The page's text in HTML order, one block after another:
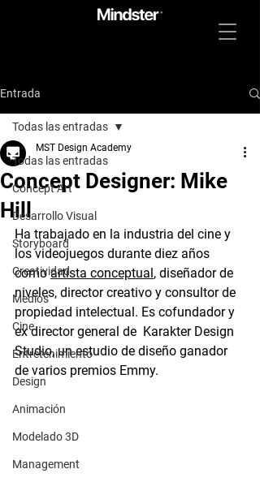
Entrada
Todas las entradas
Concept Art
Desarrollo Visual
Storyboard
Creatividad
Medios
Cine
Entretenimiento
Design
Animación
Modelado 3D
Management
Todas las entradas
Concept Designer: Mike
Hill
MST Design Academy
Ha trabajado en la industria del cine y
los videojuegos durante diez años
como artista conceptual, diseñador de
niveles, director creativo y consultor de
propiedad intelectual. Es cofundador y
ex director general de  Karakter Design
Studio, un estudio de diseño ganador
de varios premios Emmy.